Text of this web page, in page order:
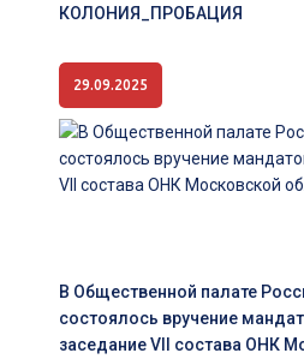
КОЛОНИЯ_ПРОБАЦИЯ
29.09.2025
В Общественной палате
состоялось вручение
заседание VII состава ОНК